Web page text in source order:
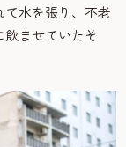
水を張り、不老
ませていたそ